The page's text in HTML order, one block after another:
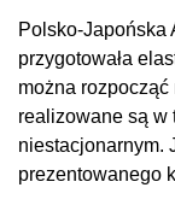
Polsko-Japońska
przygotowała
można
realizowane są w
niestacjonarnym.
prezentowanego